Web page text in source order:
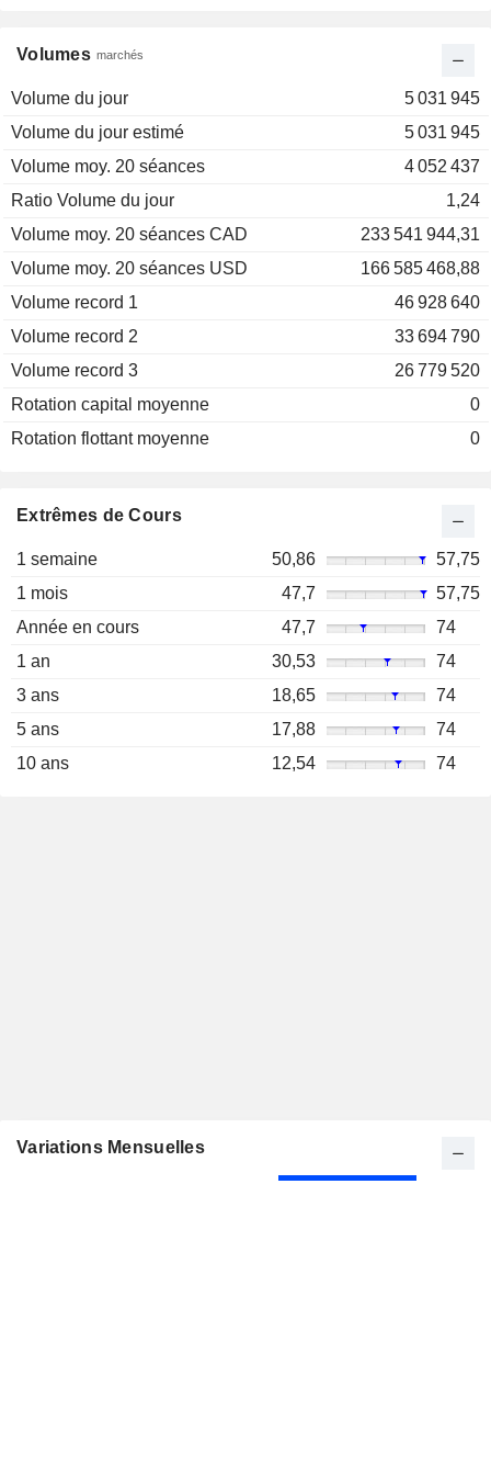
Volumes marchés
Volume du jour
5 031 945
Volume du jour estimé
5 031 945
Volume moy. 20 séances
4 052 437
Ratio Volume du jour
1,24
Volume moy. 20 séances CAD
233 541 944,31
Volume moy. 20 séances USD
166 585 468,88
Volume record 1
46 928 640
Volume record 2
33 694 790
Volume record 3
26 779 520
Rotation capital moyenne
0
Rotation flottant moyenne
0
Extrêmes de Cours
1 semaine 50,86
57,75
1 mois
47,7
57,75
Année en cours
47,7
74
1 an
30,53
74
3 ans
18,65
74
5 ans
17,88
74
10 ans
12,54 74
Variations Mensuelles